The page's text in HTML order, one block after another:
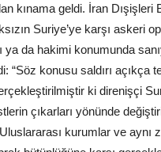
kınama geldi. İran Dışişleri
Suriye’ye karşı askeri
da hakimi konumunda
“Söz konusu saldırı açıkça
ki direnişçi
çıkarları yönünde
kurumlar ve aynı